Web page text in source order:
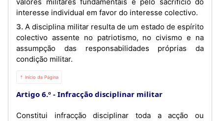
interesse individual em favor do interesse colectivo.
3. A disciplina militar resulta de um estado de espírito
colectivo assente no patriotismo, no civismo e na
assumpção das responsabilidades próprias da
condição militar.
⇡ Início da Página
Artigo 6.º Infracção disciplinar militar
Constitui infracção disciplinar toda a acção ou